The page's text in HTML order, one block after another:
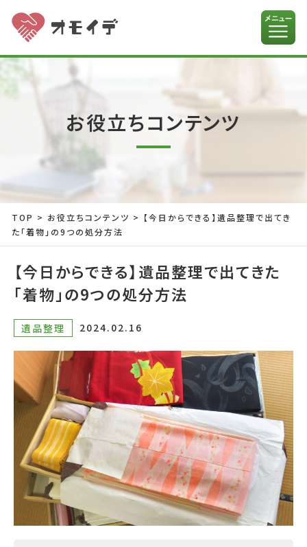
お役立ちコンテンツ
TOP > お役立ちコンテンツ > 【今日からできる】遺品整理で出てき
た「着物」の9つの処分方法
【今日からできる】遺品整理で出てきた
「着物」の9つの処分方法
遺品整理 2024.02.16